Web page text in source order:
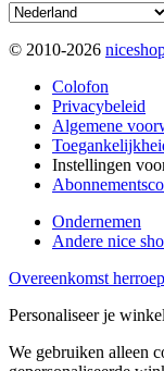
© 2010-2026
Colofon
Privacybeleid
Algemene
Instellingen
Ondernemen
Andere nice
Overeenkomst
Personaliseer je
We gebruiken alleen